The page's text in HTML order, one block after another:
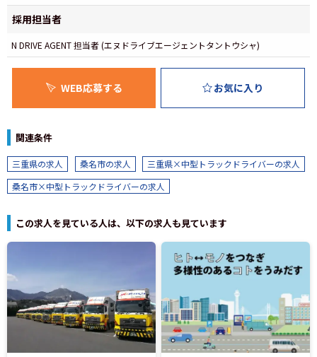
採用担当者
N DRIVE AGENT 担当者 (エヌドライブエージェントタントウシャ)
WEB応募する お気に入り
関連条件
三重県の求人 桑名市の求人
三重県×中型トラックドライバーの求人
桑名市×中型トラックドライバーの求人
この求人を見ている人は、以下の求人も見ています